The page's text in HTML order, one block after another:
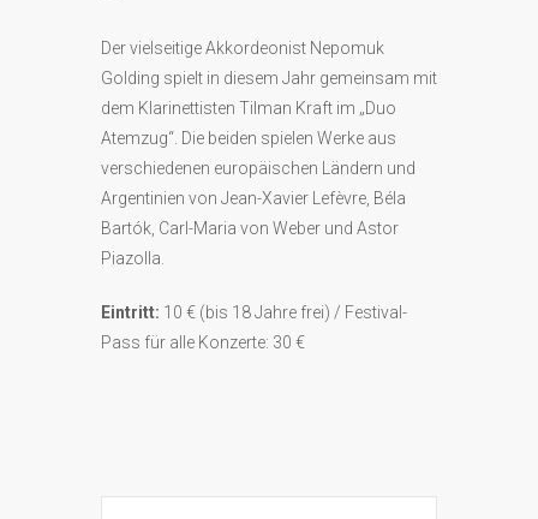
Der vielseitige Akkordeonist Nepomuk
Golding spielt in diesem Jahr gemeinsam mit
dem Klarinettisten Tilman Kraft im „Duo
Atemzug“. Die beiden spielen Werke aus
verschiedenen europäischen Ländern und
Argentinien von Jean-Xavier Lefèvre, Béla
Bartók, Carl-Maria von Weber und Astor
Piazolla.
Eintritt: 10 € (bis 18 Jahre frei) / Festival-
Pass für alle Konzerte: 30 €